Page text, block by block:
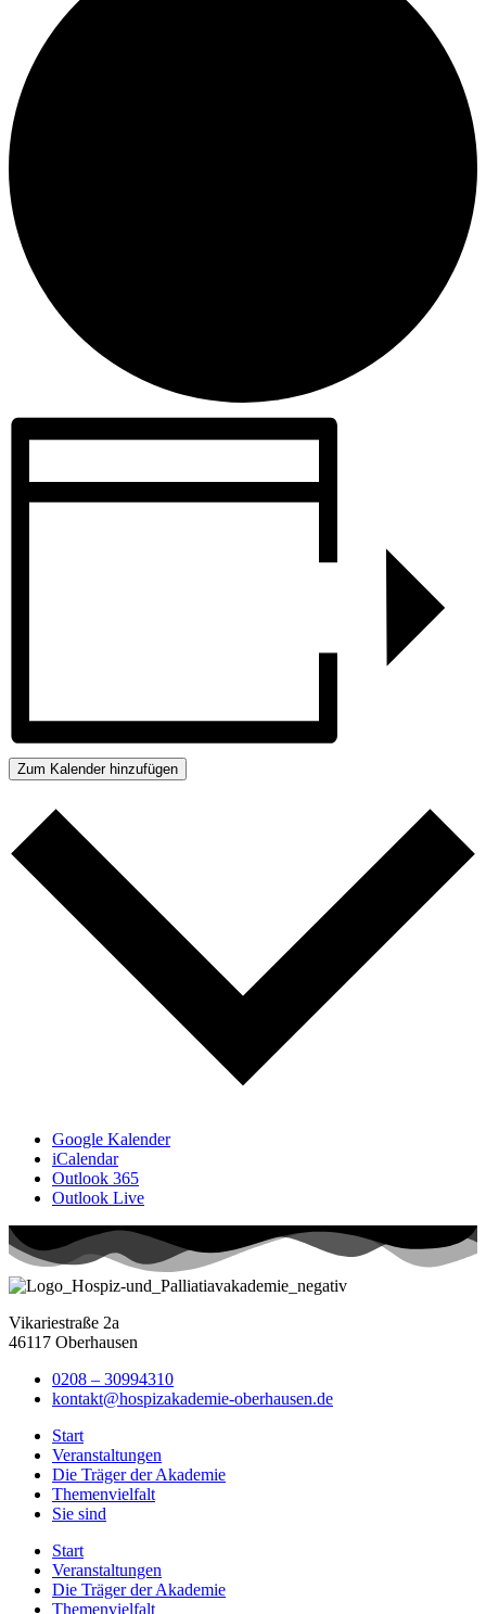
Zum Kalender hinzufügen
Google Kalender
iCalendar
Outlook 365
Outlook Live
Vikariestraße 2a
46117 Oberhausen
0208 – 30994310
kontakt@hospizakademie-oberhausen.de
Start
Veranstaltungen
Die Träger der Akademie
Themenvielfalt
Sie sind
Start
Veranstaltungen
Die Träger der Akademie
Themenvielfalt